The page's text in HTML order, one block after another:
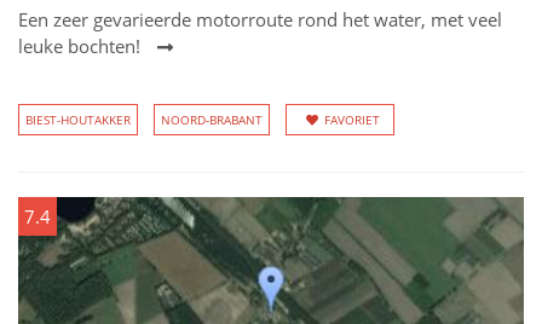
Een zeer gevarieerde motorroute rond het water, met veel
leuke bochten!
BIEST-HOUTAKKER NOORD-BRABANT FAVORIET
7.4